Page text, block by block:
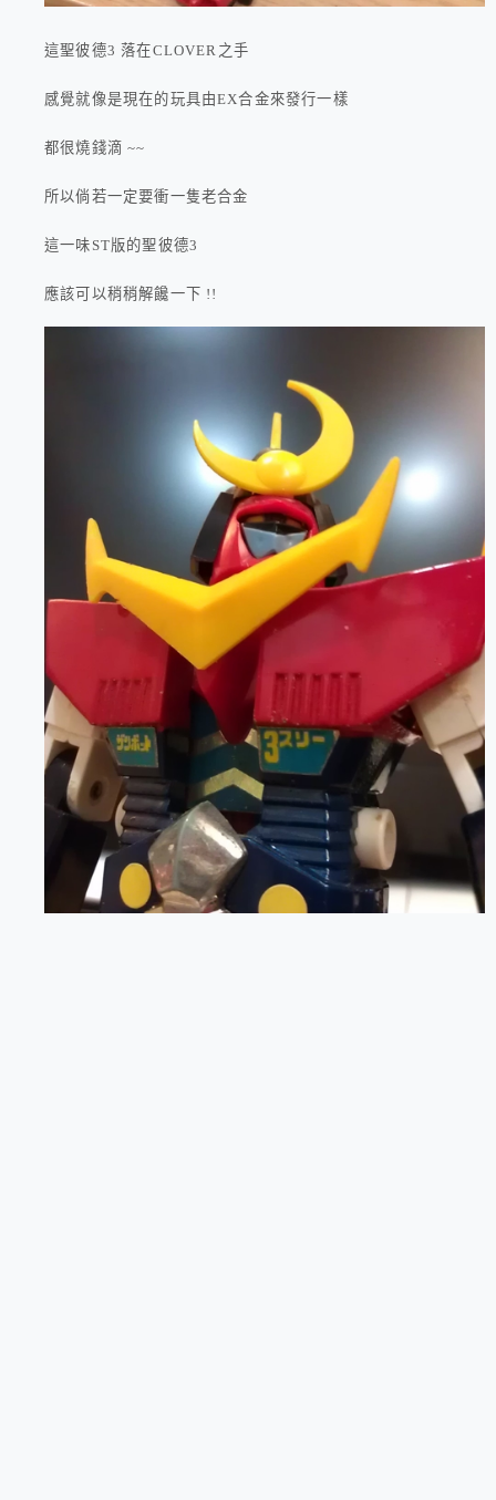
這聖彼德3 落在CLOVER之手
感覺就像是現在的玩具由EX合金來發行一樣
都很燒錢滴 ~~
所以倘若一定要衝一隻老合金
這一味ST版的聖彼德3
應該可以稍稍解饞一下 !!